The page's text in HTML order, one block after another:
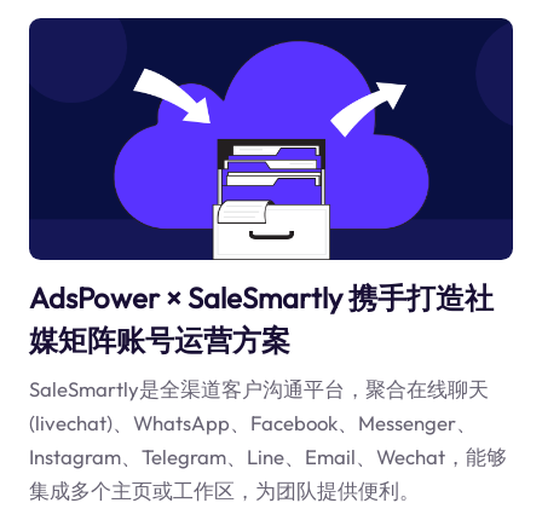
AdsPower × SaleSmartly 携手打造社
媒矩阵账号运营方案
SaleSmartly是全渠道客户沟通平台，聚合在线聊天
(livechat)、WhatsApp、Facebook、Messenger、
Instagram、Telegram、Line、Email、Wechat，能够
集成多个主页或工作区，为团队提供便利。